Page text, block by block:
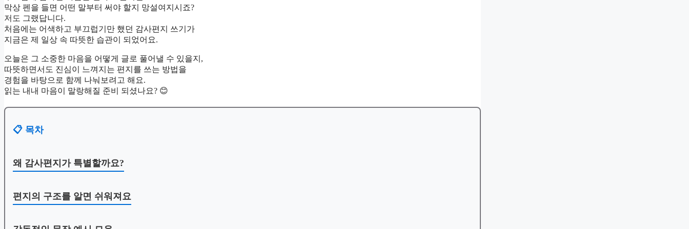
막상 펜을 들면 어떤 말부터 써야 할지 망설여지시죠?
저도 그랬답니다.
처음에는 어색하고 부끄럽기만 했던 감사편지 쓰기가
지금은 제 일상 속 따뜻한 습관이 되었어요.
오늘은 그 소중한 마음을 어떻게 글로 풀어낼 수 있을지,
따뜻하면서도 진심이 느껴지는 편지를 쓰는 방법을
경험을 바탕으로 함께 나눠보려고 해요.
읽는 내내 마음이 말랑해질 준비 되셨나요? 😊
📋 목차
왜 감사편지가 특별할까요?
편지의 구조를 알면 쉬워져요